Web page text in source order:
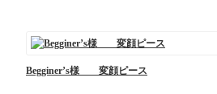
Begginer’s様 変顔ピース